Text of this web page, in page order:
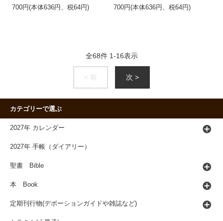
700円(本体636円、税64円)
700円(本体636円、税64円)
全68件 1-16表示
< 前 次 >
カテゴリーで選ぶ
2027年 カレンダー
2027年 手帳（ダイアリー）
聖書 Bible
本 Book
定期刊行物(デボーションガイドや雑誌など)